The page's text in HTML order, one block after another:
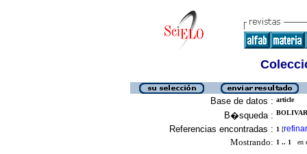
Base de datos : article
B�squeda :
Referencias encontradas : 1 [refinar
Mostrando: 1 .. 1 en